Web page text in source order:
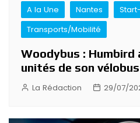
A la Une Nantes
Transports/Mobilité
Woodybus : Humbird
unités de son vélobus
La Rédaction 29/07/